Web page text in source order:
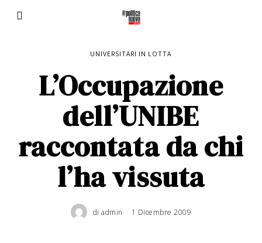
UNIVERSITARI IN LOTTA
L’Occupazione
dell’UNIBE
raccontata da chi
l’ha vissuta
diadmin 1 Dicembre 2009